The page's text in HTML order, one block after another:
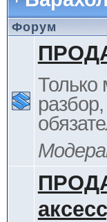
Форум
Только